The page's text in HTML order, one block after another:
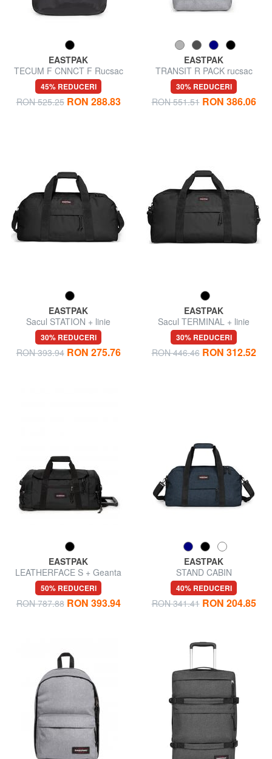
EASTPAK
TECUM F CNNCT F Rucsac
pentru PC de 16 inchi
45% REDUCERI
RON 525.25 RON 288.83
EASTPAK
TRANSIT R PACK rucsac
pentru PC 16"
30% REDUCERI
RON 551.51 RON 386.06
EASTPAK
Sacul STATION + linie
30% REDUCERI
RON 393.94 RON 275.76
EASTPAK
Sacul TERMINAL + linie
30% REDUCERI
RON 446.46 RON 312.52
EASTPAK
LEATHERFACE S + Geanta
cabină troler
50% REDUCERI
RON 787.88 RON 393.94
EASTPAK
STAND CABIN
40% REDUCERI
RON 341.41 RON 204.85